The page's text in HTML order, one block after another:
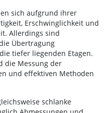
sich aufgrund ihrer
Erschwinglichkeit und
Allerdings sind
Übertragung
tiefer liegenden Etagen.
die Messung der
und effektiven Methoden
schlanke